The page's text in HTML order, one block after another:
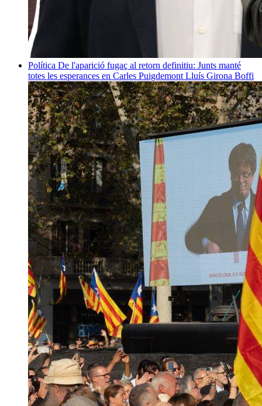
Política De l'aparició fugaç al retorn definitiu: Junts manté
totes les esperances en Carles Puigdemont Lluís Girona Boffi